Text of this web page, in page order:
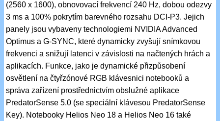
(2560 x 1600), obnovovací frekvencí 240 Hz, dobou odezvy
3 ms a 100% pokrytím barevného rozsahu DCI-P3. Jejich
panely jsou vybaveny technologiemi NVIDIA Advanced
Optimus a G-SYNC, které dynamicky zvyšují snímkovou
frekvenci a snižují latenci v závislosti na načtených hrách a
aplikacích. Funkce, jako je dynamické přizpůsobení
osvětlení na čtyřzónové RGB klávesnici notebooků a
správa zařízení prostřednictvím obslužné aplikace
PredatorSense 5.0 (se speciální klávesou PredatorSense
Key). Notebooky Helios Neo 18 a Helios Neo 16 také